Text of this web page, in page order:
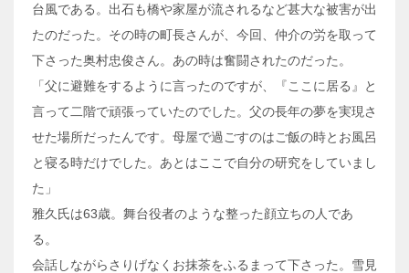
台風である。出石も橋や家屋が流されるなど甚大な被害が出
たのだった。その時の町長さんが、今回、仲介の労を取って
下さった奥村忠俊さん。あの時は奮闘されたのだった。
「父に避難をするように言ったのですが、『ここに居る』と
言って二階で頑張っていたのでした。父の長年の夢を実現さ
せた場所だったんです。母屋で過ごすのはご飯の時とお風呂
と寝る時だけでした。あとはここで自分の研究をしていまし
た」
雅久氏は63歳。舞台役者のような整った顔立ちの人であ
る。
会話しながらさりげなくお抹茶をふるまって下さった。雪見